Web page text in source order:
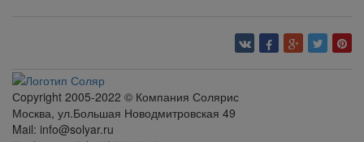
Сopyright 2005-2022 © Компания Солярис
Москва, ул.Большая Новодмитровская 49
Mail: info@solyar.ru